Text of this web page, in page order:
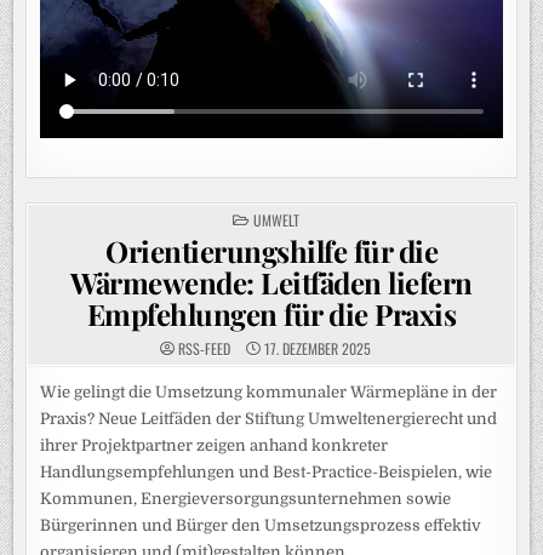
POSTED
IN
UMWELT
Orientierungshilfe für die
Wärmewende: Leitfäden liefern
Empfehlungen für die Praxis
RSS-FEED 17. DEZEMBER 2025
Wie gelingt die Umsetzung kommunaler Wärmepläne in der
Praxis? Neue Leitfäden der Stiftung Umweltenergierecht und
ihrer Projektpartner zeigen anhand konkreter
Handlungsempfehlungen und Best-Practice-Beispielen, wie
Kommunen, Energieversorgungsunternehmen sowie
Bürgerinnen und Bürger den Umsetzungsprozess effektiv